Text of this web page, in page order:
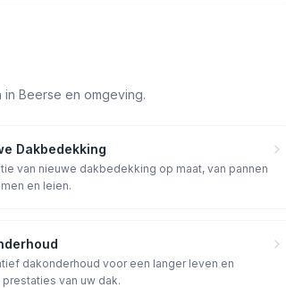
in Beerse en omgeving.
Dakbedekking
van nieuwe dakbedekking op maat, van pannen
en leien.
dakonderhoud voor een langer leven en
van uw dak.